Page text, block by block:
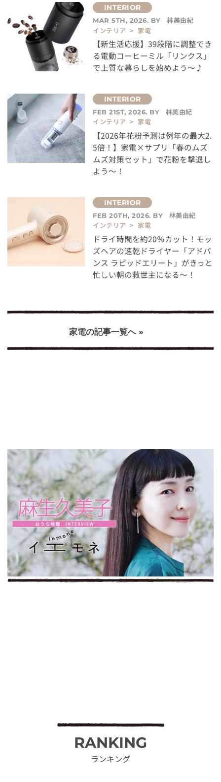
MAR 5TH, 2026. BY
林美由紀
インテリア > 家電
【新生活応援】39段階に調整でき
る電動コーヒーミル「リンクス」
で上質な暮らしを始めよう～♪
FEB 21ST, 2026. BY
林美由紀
インテリア > 家電
【2026年花粉予測は例年の最大2.
5倍！】家電×サプリ「春のムズ
ムズ対策セット」で花粉を撃退し
よう～！
FEB 20TH, 2026. BY
林美由紀
インテリア > 家電
ドライ時間を約20％カット！モッ
ズヘアの速乾ドライヤー「アドバ
ンス ラピッドエリート」がきっと
忙しい朝の救世主になる～！
家電の記事一覧へ »
RANKING
ランキング